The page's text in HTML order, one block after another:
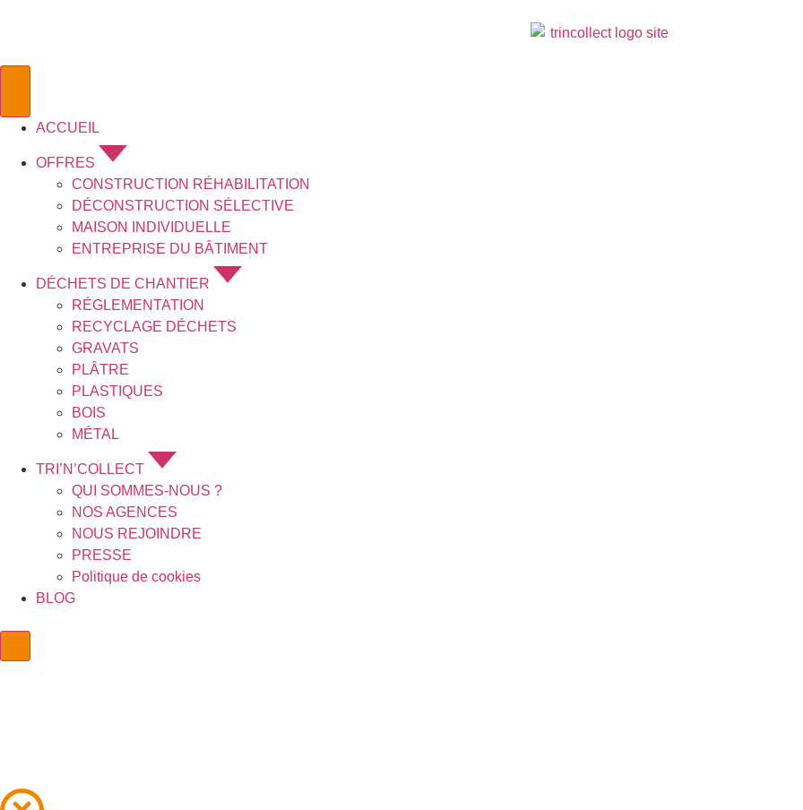
ACCUEIL
OFFRES
CONSTRUCTION RÉHABILITATION
DÉCONSTRUCTION SÉLECTIVE
MAISON INDIVIDUELLE
ENTREPRISE DU BÂTIMENT
DÉCHETS DE CHANTIER
RÉGLEMENTATION
RECYCLAGE DÉCHETS
GRAVATS
PLÂTRE
PLASTIQUES
BOIS
MÉTAL
TRI’N’COLLECT
QUI SOMMES-NOUS ?
NOS AGENCES
NOUS REJOINDRE
PRESSE
Politique de cookies
BLOG